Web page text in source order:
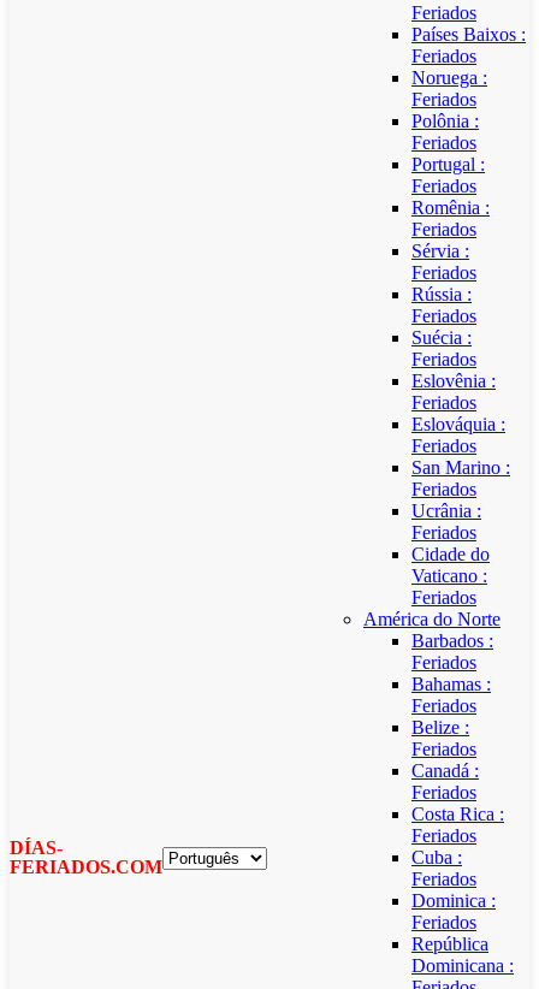
DÍAS-
FERIADOS.COM
Feriados
Países Baixos :
Feriados
Noruega :
Feriados
Polônia :
Feriados
Portugal :
Feriados
Romênia :
Feriados
Sérvia :
Feriados
Rússia :
Feriados
Suécia :
Feriados
Eslovênia :
Feriados
Eslováquia :
Feriados
San Marino :
Feriados
Ucrânia :
Feriados
Cidade do
Vaticano :
Feriados
América do Norte
Barbados :
Feriados
Bahamas :
Feriados
Belize :
Feriados
Canadá :
Feriados
Costa Rica :
Feriados
Cuba :
Feriados
Dominica :
Feriados
República
Dominicana :